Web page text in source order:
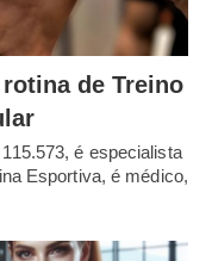
de Treino
é especialista
Esportiva, é médico,